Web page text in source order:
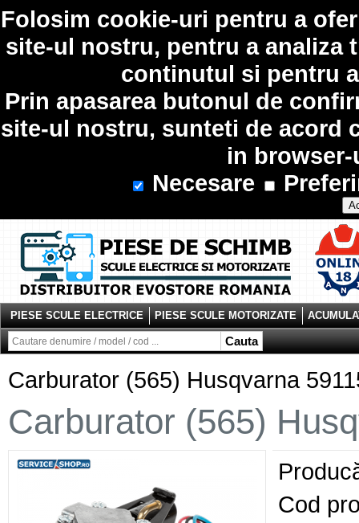
Folosim cookie-uri pentru a
site-ul nostru, pentru a analiza
continutul si pentru
Prin apasarea butonul de
site-ul nostru, sunteti de acord
in
Necesare
Cauta
PIESE SCULE ELECTRICE PIESE SCULE MOTORIZATE
Carburator (565) Husqvarna
Carburator (565)
Cod